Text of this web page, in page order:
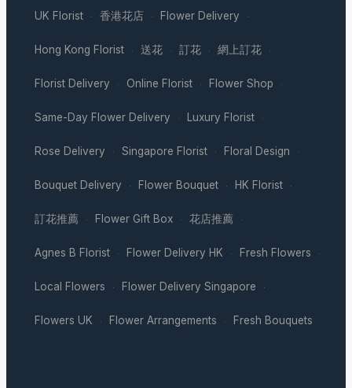
UK Florist · 香港花店 · Flower Delivery ·
Hong Kong Florist · 送花 · 訂花 · 網上訂花 ·
Florist Delivery · Online Florist · Flower Shop ·
Same-Day Flower Delivery · Luxury Florist ·
Rose Delivery · Singapore Florist · Floral Design ·
Bouquet Delivery · Flower Bouquet · HK Florist ·
訂花推薦 · Flower Gift Box · 花店推薦 ·
Agnes B Florist · Flower Delivery HK · Fresh Flowers ·
Local Flowers · Flower Delivery Singapore ·
Flowers UK · Flower Arrangements · Fresh Bouquets